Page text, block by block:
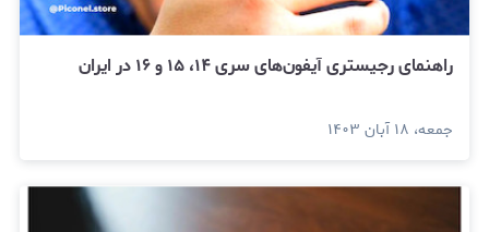
راهنمای رجیستری آیفون‌های سری ۱۴، ۱۵ و ۱۶ در ایران
جمعه، ۱۸ آبان ۱۴۰۳